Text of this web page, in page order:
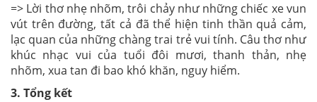
=> Lời thơ nhẹ nhõm, trôi chảy như những chiếc xe vun
vút trên đường, tất cả đã thể hiện tinh thần quả cảm,
lạc quan của những chàng trai trẻ vui tính. Câu thơ như
khúc nhạc vui của tuổi đôi mươi, thanh thản, nhẹ
nhõm, xua tan đi bao khó khăn, nguy hiểm.
3. Tổng kết